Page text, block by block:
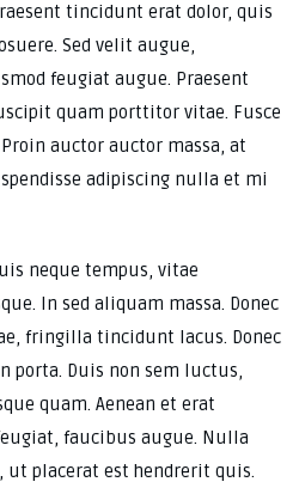
tincidunt erat dolor, quis
Sed velit augue,
feugiat augue. Praesent
quam porttitor vitae. Fusce
auctor auctor massa, at
adipiscing nulla et mi
neque tempus, vitae
In sed aliquam massa. Donec
fringilla tincidunt lacus. Donec
porta. Duis non sem luctus,
quam. Aenean et erat
faucibus augue. Nulla
placerat est hendrerit quis.